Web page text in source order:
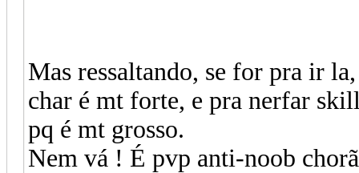
Mas ressaltando, se for pra ir
char é mt forte, e pra nerfar
pq é mt grosso.
Nem vá ! É pvp anti-noob